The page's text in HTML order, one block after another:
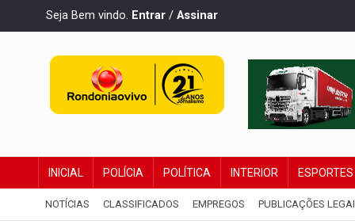
Seja Bem vindo. Entrar / Assinar
INICIAL POLÍCIA POLÍTICA INTERIOR ESPORTES
NOTÍCIAS CLASSIFICADOS EMPREGOS PUBLICAÇÕES